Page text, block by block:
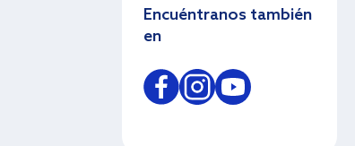
Encuéntranos también
en